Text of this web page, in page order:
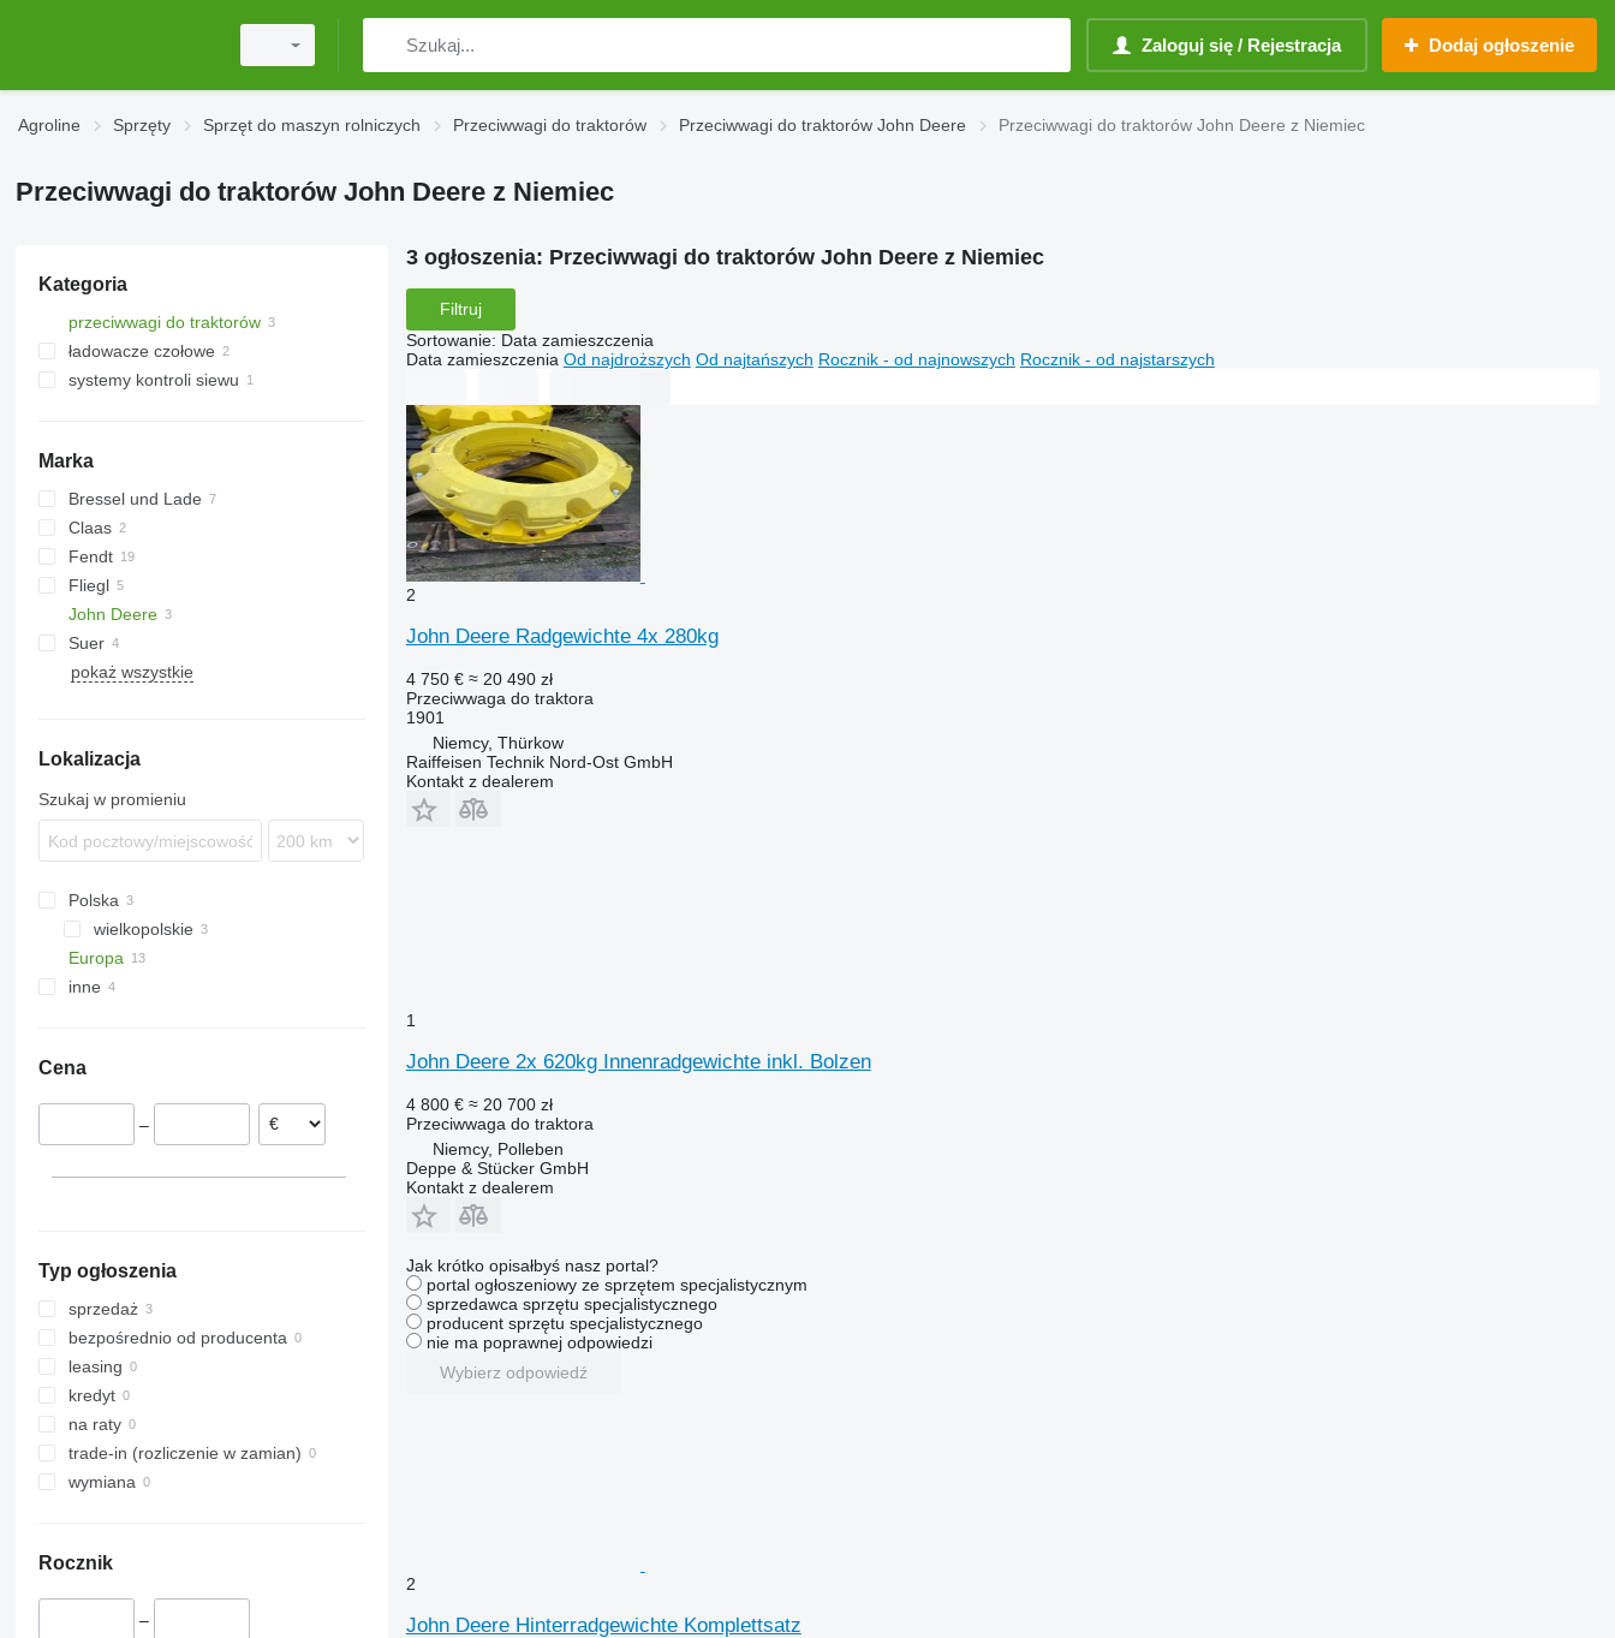
Zaloguj się / Rejestracja Dodaj ogłoszenie
Agroline Sprzęty Sprzęt do maszyn rolniczych Przeciwwagi do traktorów Przeciwwagi do traktorów John Deere Przeciwwagi do traktorów John Deere z Niemiec
Przeciwwagi do traktorów John Deere z Niemiec
Kategoria
przeciwwagi do traktorów
ładowacze czołowe
systemy kontroli siewu
Marka
Bressel und Lade
Claas
Fendt
F-series
Fliegl
John Deere
Suer
pokaż wszystkie
Lokalizacja
Szukaj w promieniu
Polska
wielkopolskie
Tarnowo Podgórne
Europa
Halle
Rumunia
Austria
inne
Cena
–
Typ ogłoszenia
sprzedaż
bezpośrednio od producenta
leasing
kredyt
na raty
trade-in (rozliczenie w zamian)
wymiana
Rocznik
–
3 ogłoszenia: Przeciwwagi do traktorów John Deere z Niemiec
Filtruj
Sortowanie: Data zamieszczenia
Data zamieszczenia Od najdroższych Od najtańszych Rocznik - od najnowszych Rocznik - od najstarszych
2
John Deere Radgewichte 4x 280kg
4 750 € ≈ 20 490 zł
Przeciwwaga do traktora
1901
Niemcy, Thürkow
Raiffeisen Technik Nord-Ost GmbH
Kontakt z dealerem
1
John Deere 2x 620kg Innenradgewichte inkl. Bolzen
4 800 € ≈ 20 700 zł
Przeciwwaga do traktora
Niemcy, Polleben
Deppe & Stücker GmbH
Kontakt z dealerem
Jak krótko opisałbyś nasz portal?
portal ogłoszeniowy ze sprzętem specjalistycznym
sprzedawca sprzętu specjalistycznego
producent sprzętu specjalistycznego
nie ma poprawnej odpowiedzi
Wybierz odpowiedź
2
John Deere Hinterradgewichte Komplettsatz